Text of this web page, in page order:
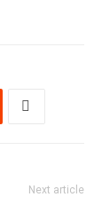
Next article